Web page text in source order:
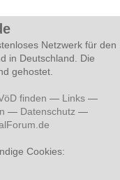
Netzwerk für den
in Deutschland. Die
gehostet.
finden — Links —
— Datenschutz —
Cookies: